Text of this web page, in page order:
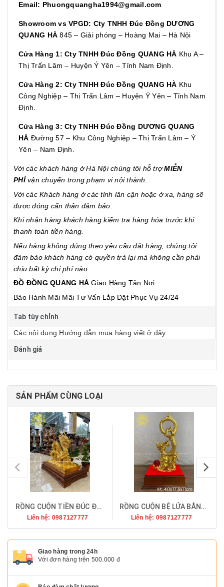
Email: Phuongquangha1994@gmail.com
Showroom vs VPGD: Cty TNHH Đúc Đồng DƯƠNG
QUANG HÀ 845 – Giải phóng – Hoàng Mai – Hà Nội
Cửa Hàng 1:Cty TNHH Đúc Đồng QUANG HÀ Khu A –
Thị Trấn Lâm – Huyện Ý Yên – Tỉnh Nam Định.
Cửa Hàng 2:Cty TNHH Đúc Đồng QUANG HÀ Khu
Công Nghiệp – Thị Trấn Lâm – Huyện Ý Yên – Tỉnh Nam
Định.
Cửa Hàng 3:Cty TNHH Đúc Đồng DƯƠNG QUANG
HÀ Đường 57 – Khu Công Nghiệp – Thị Trấn Lâm – Ý
Yên – Nam Định.
Với các khách hàng ở Hà Nội chúng tôi hỗ trợ MIỄN
PHÍ vận chuyển trong phạm vi nội thành.
Với các Khách hàng ở các tỉnh lân cận hoặc ở xa, hàng sẽ
được đóng cẩn thận đảm bảo.
Khi nhận hàng khách hàng kiểm tra hàng hóa trước khi
thanh toán tiền hàng.
Nếu hàng không đúng theo yêu cầu đặt hàng, chúng tôi
đảm bảo khách hàng có quyền trả lại mà không cần phải
chịu bất kỳ chi phí nào.
ĐỒ ĐỒNG QUANG HÀ Giao Hàng Tận Nơi
Bảo Hành Mãi Mãi Tư Vấn Lắp Đặt Phục Vụ 24/24
Tab tùy chỉnh
Các nội dung Hướng dẫn mua hàng viết ở đây
Đánh giá
SẢN PHẨM CÙNG LOẠI
RỒNG CUỘN TIỀN ĐÚC ĐỒNG ĐỎ THIẾP VÀNG 9999
Liên hệ: 0987127777
RỒNG CUỘN BỆ LỬA BẰNG ĐỒNG THIẾP VÀNG 9999
Liên hệ: 0987127777
Giao hàng trong 24h
Với đơn hàng trên 500.000 đ